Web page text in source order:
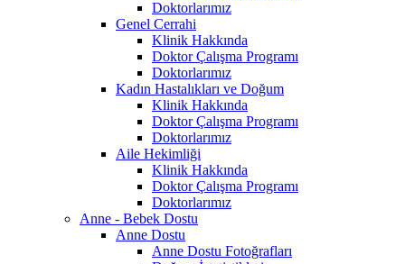
Doktorlarımız
Genel Cerrahi
Klinik Hakkında
Doktor Çalışma Programı
Doktorlarımız
Kadın Hastalıkları ve Doğum
Klinik Hakkında
Doktor Çalışma Programı
Doktorlarımız
Aile Hekimliği
Klinik Hakkında
Doktor Çalışma Programı
Doktorlarımız
Anne - Bebek Dostu
Anne Dostu
Anne Dostu Fotoğrafları